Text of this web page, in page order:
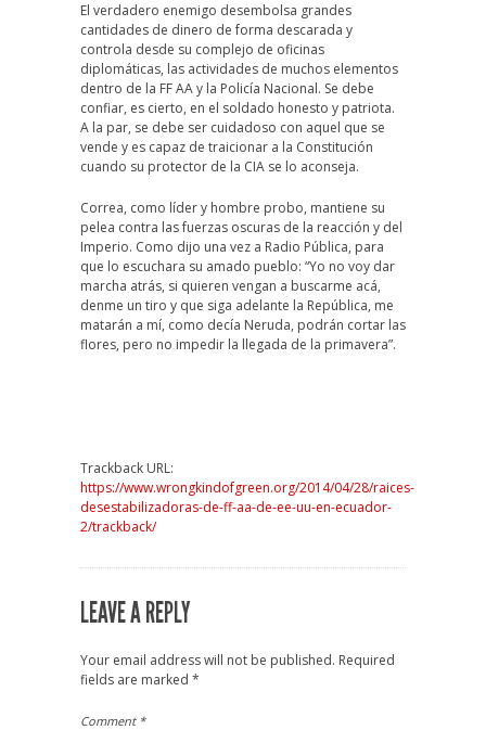
El verdadero enemigo desembolsa grandes
cantidades de dinero de forma descarada y
controla desde su complejo de oficinas
diplomáticas, las actividades de muchos elementos
dentro de la FF AA y la Policía Nacional. Se debe
confiar, es cierto, en el soldado honesto y patriota.
A la par, se debe ser cuidadoso con aquel que se
vende y es capaz de traicionar a la Constitución
cuando su protector de la CIA se lo aconseja.
Correa, como líder y hombre probo, mantiene su
pelea contra las fuerzas oscuras de la reacción y del
Imperio. Como dijo una vez a Radio Pública, para
que lo escuchara su amado pueblo: “Yo no voy dar
marcha atrás, si quieren vengan a buscarme acá,
denme un tiro y que siga adelante la República, me
matarán a mí, como decía Neruda, podrán cortar las
flores, pero no impedir la llegada de la primavera”.
Trackback URL:
https://www.wrongkindofgreen.org/2014/04/28/raices-
desestabilizadoras-de-ff-aa-de-ee-uu-en-ecuador-
2/trackback/
LEAVE A REPLY
Your email address will not be published. Required
fields are marked *
Comment *